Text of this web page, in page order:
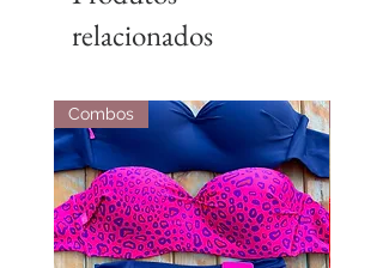
relacionados
Combos